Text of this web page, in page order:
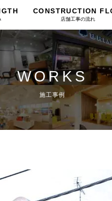
CONSTRUCTION
店舗工事の流れ
WORKS
施工事例